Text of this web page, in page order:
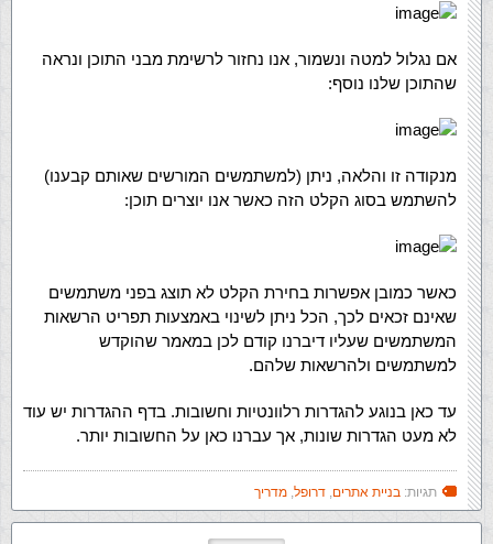
אם נגלול למטה ונשמור, אנו נחזור לרשימת מבני התוכן ונראה
שהתוכן שלנו נוסף:
מנקודה זו והלאה, ניתן (למשתמשים המורשים שאותם קבענו)
להשתמש בסוג הקלט הזה כאשר אנו יוצרים תוכן:
כאשר כמובן אפשרות בחירת הקלט לא תוצג בפני משתמשים
שאינם זכאים לכך, הכל ניתן לשינוי באמצעות תפריט הרשאות
המשתמשים שעליו דיברנו קודם לכן במאמר שהוקדש
למשתמשים ולהרשאות שלהם.
עד כאן בנוגע להגדרות רלוונטיות וחשובות. בדף ההגדרות יש עוד
לא מעט הגדרות שונות, אך עברנו כאן על החשובות יותר.
תגיות: בניית אתרים, דרופל, מדריך